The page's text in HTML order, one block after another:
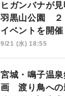
ヒガンバナが
羽黒山公園 ２
イベントを開催
9/21 (水) 18:55
宮城・鳴子温
画 渡り鳥への